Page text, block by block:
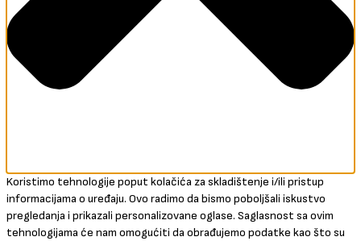
Koristimo tehnologije poput kolačića za skladištenje i/ili pristup
informacijama o uređaju. Ovo radimo da bismo poboljšali iskustvo
pregledanja i prikazali personalizovane oglase. Saglasnost sa ovim
tehnologijama će nam omogućiti da obrađujemo podatke kao što su